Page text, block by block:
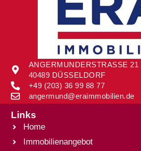
ANGERMUNDERSTRASSE 21
40489 DÜSSELDORF
+49 (203) 36 99 88 77
angermund@eraimmobilien.de
Links
Home
Immobilienangebot